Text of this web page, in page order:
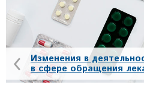
‹
Изменения в
в сфере обращения